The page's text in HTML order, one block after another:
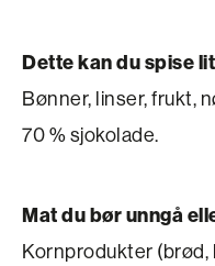
Dette kan du spise
Bønner, linser, frukt,
70 % sjokolade.
Mat du bør unngå
Kornprodukter